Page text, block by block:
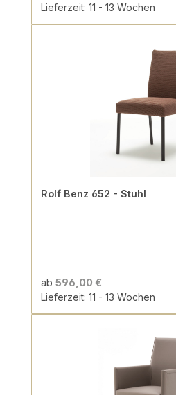
Lieferzeit: 11 - 13 Wochen
Rolf Benz 652 - Stuhl
ab 596,00 €
Lieferzeit: 11 - 13 Wochen